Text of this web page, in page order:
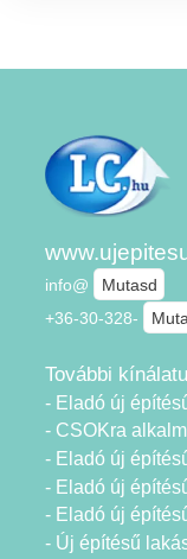
info@
Mutasd
+36-30-328-
További
- Eladó új
- CSOKra
- Eladó új
- Eladó új
- Eladó új
- Új építésű